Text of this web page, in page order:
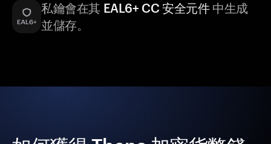
私鑰會在其 EAL6+ CC 安全元件中生成
並儲存。